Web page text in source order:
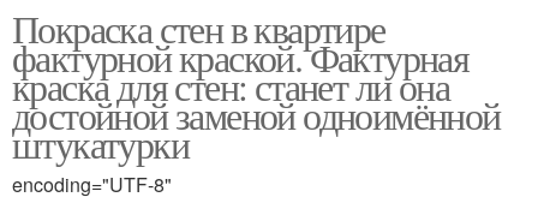
Покраска стен в квартире
фактурной краской. Фактурная
краска для стен: станет ли она
достойной заменой одноимённой
штукатурки
encoding="UTF-8"